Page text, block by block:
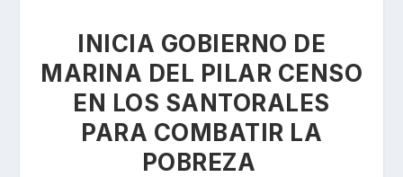
INICIA GOBIERNO DE
MARINA DEL PILAR CENSO
EN LOS SANTORALES
PARA COMBATIR LA
POBREZA